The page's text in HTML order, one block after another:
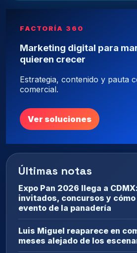
FACTORÍA 360
Marketing digital para
quieren crecer
Estrategia, contenido y pauta
comercial.
Ver soluciones
Últimas notas
Expo Pan 2026 llega a
invitados, concursos y
evento de la panadería
Luis Miguel reaparece en
meses alejado de los